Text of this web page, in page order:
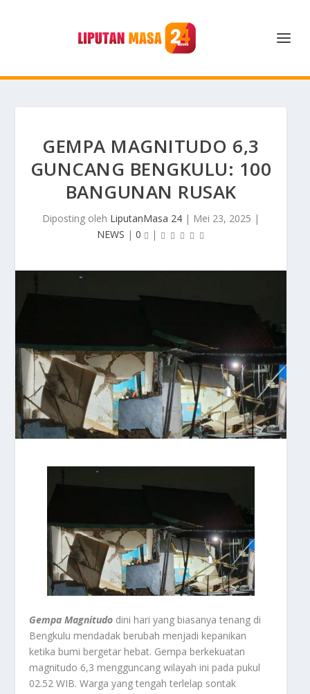
GEMPA MAGNITUDO 6,3
GUNCANG BENGKULU: 100
BANGUNAN RUSAK
Diposting oleh LiputanMasa 24 | Mei 23, 2025 |
NEWS | 0 |
Gempa Magnitudo dini hari yang biasanya tenang di
Bengkulu mendadak berubah menjadi kepanikan
ketika bumi bergetar hebat. Gempa berkekuatan
magnitudo 6,3 mengguncang wilayah ini pada pukul
02.52 WIB. Warga yang tengah terlelap sontak